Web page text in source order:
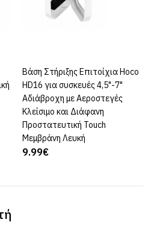
ΚΑΛΆΘΙ
Βάση Στήριξης Επιτοίχια Hoco
HD16 για συσκευές 4,5"-7"
Αδιάβροχη με Αεροστεγές
Κλείσιμο και Διάφανη
Προστατευτική Touch
Μεμβράνη Λευκή
9.99€